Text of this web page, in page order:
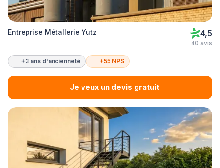
Entreprise Métallerie Yutz 4,5
40 avis
+3 ans d'ancienneté +55 NPS
Je veux un devis gratuit